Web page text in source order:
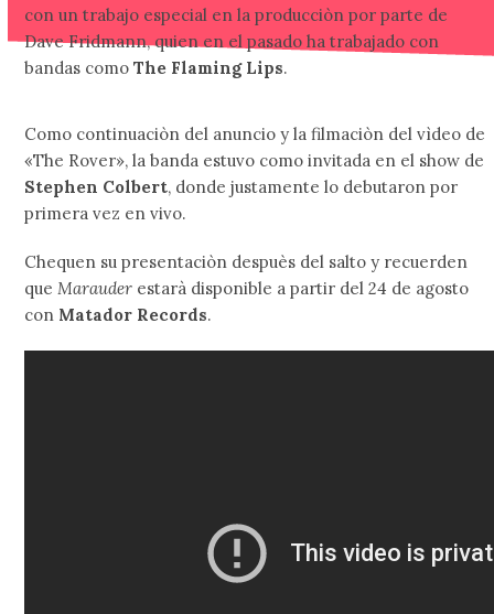
con un trabajo especial en la producciòn por parte de
Dave Fridmann, quien en el pasado ha trabajado con
bandas comoThe Flaming Lips.
Como continuaciòn del anuncio y la filmaciòn del vìdeo de
«The Rover», la banda estuvo como invitada en el show de
Stephen Colbert, donde justamente lo debutaron por
primera vez en vivo.
Chequen su presentaciòn despuès del salto y recuerden
queMarauder estarà disponible a partir del 24 de agosto
con Matador Records.